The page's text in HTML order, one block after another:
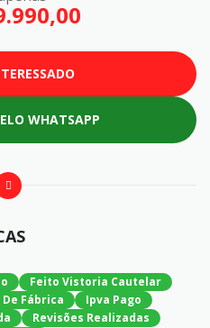
WHATSAPP
Feito Vistoria Cautelar
Fábrica
Ipva Pago
Revisões Realizadas